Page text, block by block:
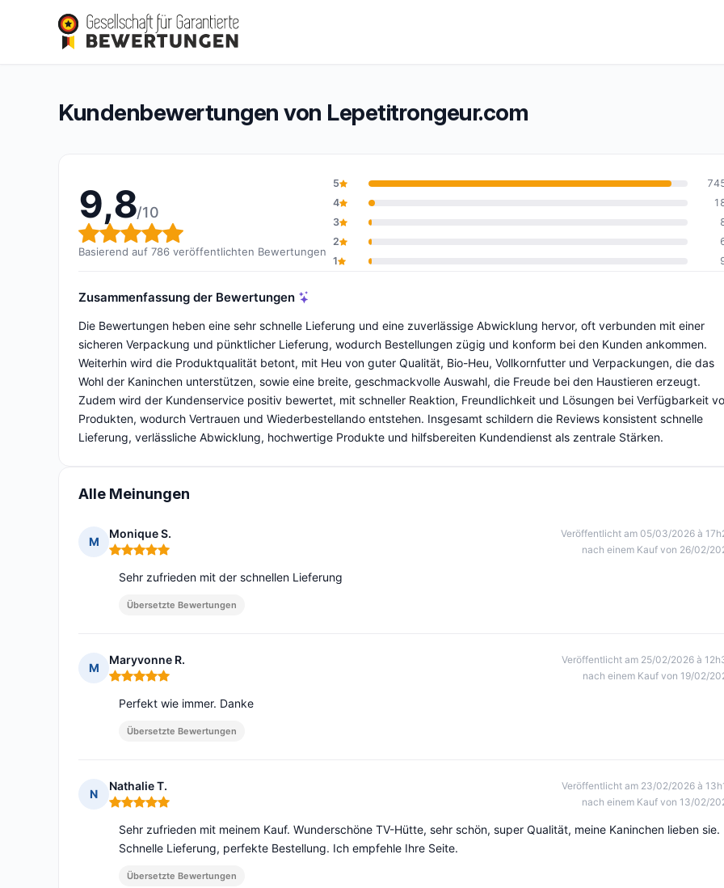
Lepetitrongeur.com
Gesamtbewertung: 9,8 von 10
9,8/10(786 Bewertungen)
Kundenbewertungen von Lepetitrongeur.com
9,8/10
Gesamtbewertung: 9,8 von 10
Basierend auf 786 veröffentlichten Bewertungen
5
4
3
2
1
Zusammenfassung der Bewertungen
Die Bewertungen heben eine sehr schnelle Lieferung und eine zuverlässige Abwicklung hervor, oft verbunden mit einer
sicheren Verpackung und pünktlicher Lieferung, wodurch Bestellungen zügig und konform bei den Kunden ankommen.
Weiterhin wird die Produktqualität betont, mit Heu von guter Qualität, Bio-Heu, Vollkornfutter und Verpackungen, die das
Wohl der Kaninchen unterstützen, sowie eine breite, geschmackvolle Auswahl, die Freude bei den Haustieren erzeugt.
Zudem wird der Kundenservice positiv bewertet, mit schneller Reaktion, Freundlichkeit und Lösungen bei Verfügbarkeit
Produkten, wodurch Vertrauen und Wiederbestellando entstehen. Insgesamt schildern die Reviews konsistent schnelle
Lieferung, verlässliche Abwicklung, hochwertige Produkte und hilfsbereiten Kundendienst als zentrale Stärken.
Alle Meinungen
M
Monique S.
Hinweis: 5 von 5
Veröffentlicht am 05/03/2026 à
nach einem Kauf von 26/02/
Sehr zufrieden mit der schnellen Lieferung
Übersetzte Bewertungen
M
Maryvonne R.
Hinweis: 5 von 5
Veröffentlicht am 25/02/2026 à
nach einem Kauf von 19/02/
Perfekt wie immer. Danke
Übersetzte Bewertungen
N
Nathalie T.
Hinweis: 5 von 5
Veröffentlicht am 23/02/2026 à
nach einem Kauf von 13/02/
Sehr zufrieden mit meinem Kauf. Wunderschöne TV-Hütte, sehr schön, super Qualität, meine Kaninchen lieben sie.
Schnelle Lieferung, perfekte Bestellung. Ich empfehle Ihre Seite.
Übersetzte Bewertungen